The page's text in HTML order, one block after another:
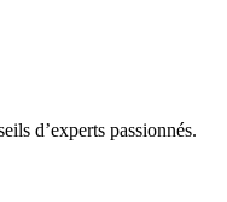
d’experts passionnés.